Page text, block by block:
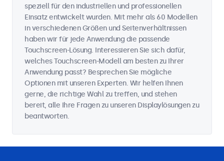
speziell für den industriellen und professionellen
Einsatz entwickelt wurden. Mit mehr als 60 Modellen
in verschiedenen Größen und Seitenverhältnissen
haben wir für jede Anwendung die passende
Touchscreen-Lösung. Interessieren Sie sich dafür,
welches Touchscreen-Modell am besten zu Ihrer
Anwendung passt? Besprechen Sie mögliche
Optionen mit unseren Experten. Wir helfen Ihnen
gerne, die richtige Wahl zu treffen, und stehen
bereit, alle Ihre Fragen zu unseren Displaylösungen zu
beantworten.